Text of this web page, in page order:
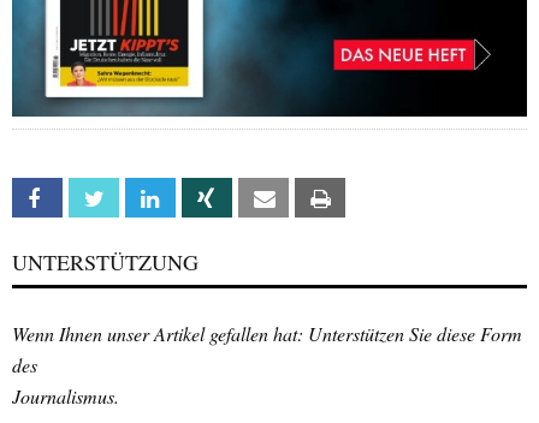
Facebook Twitter Linkedin Xing Email
UNTERSTÜTZUNG
Wenn Ihnen unser Artikel gefallen hat: Unterstützen Sie diese Form
des
Journalismus.